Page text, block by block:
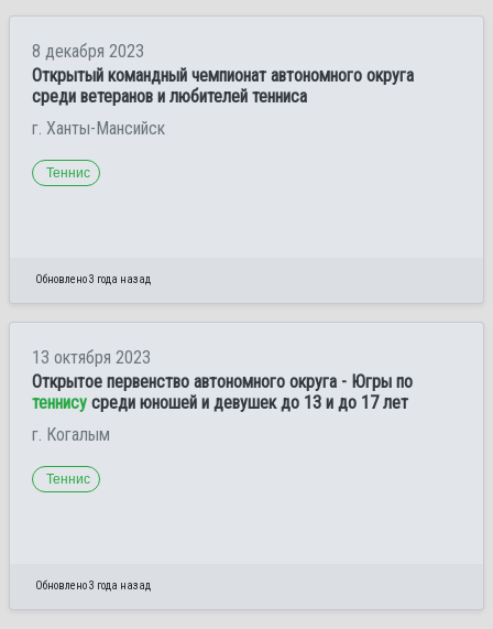
8 декабря 2023
Открытый командный чемпионат автономного округа
среди ветеранов и любителей тенниса
г. Ханты-Мансийск
Теннис
Обновлено 3 года назад
13 октября 2023
Открытое первенство автономного округа - Югры по
теннису среди юношей и девушек до 13 и до 17 лет
г. Когалым
Теннис
Обновлено 3 года назад